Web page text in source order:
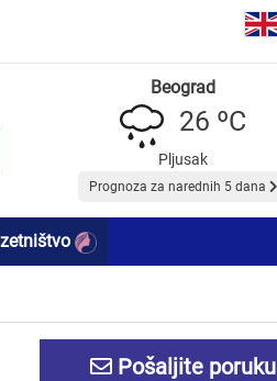
Beograd
26 ºC
Pljusak
Prognoza za narednih 5 dana
Pošaljite poruku